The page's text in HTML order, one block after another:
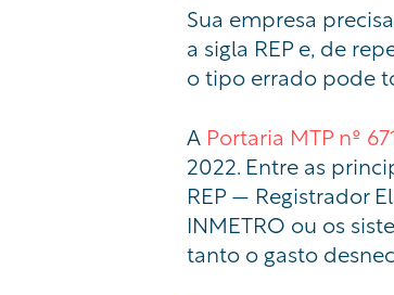
Sua empresa
a sigla REP e, de
o tipo errado pode
A Portaria MTP nº
2022. Entre as
REP — Registrador
INMETRO ou os
tanto o gasto